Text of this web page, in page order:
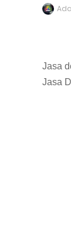
Jasa
Jasa